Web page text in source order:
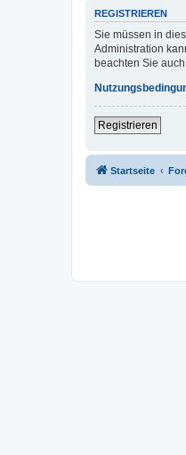
REGISTRIEREN
Sie müssen in
Administration
beachten Sie
Registrieren
Startseite